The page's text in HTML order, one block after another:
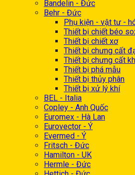
Bandelin - Đức
Behr - Đức
Phụ kiện - vật tư -
Thiết bị chiết béo
Thiết bị chiết xơ
Thiết bị chưng cất
Thiết bị chưng cất
Thiết bị phá mẫu
Thiết bị thủy phân
Thiết bị xử lý khí
BEL - Italia
Copley - Anh Quốc
Euromex - Hà Lan
Eurovector - Ý
Evermed - Ý
Fritsch - Đức
Hamilton - UK
Hermle - Đức